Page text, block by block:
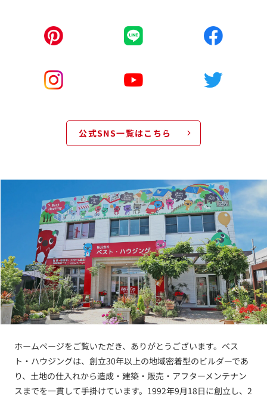
公式SNS一覧はこちら
ホームページをご覧いただき、ありがとうございます。ベス
ト・ハウジングは、創立30年以上の地域密着型のビルダーであ
り、土地の仕入れから造成・建築・販売・アフターメンテナン
スまでを一貫して手掛けています。1992年9月18日に創立し、2